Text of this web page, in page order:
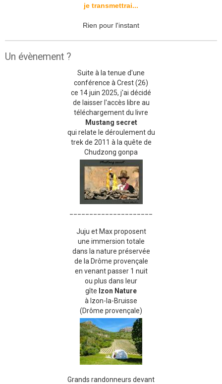
je transmettrai...
Rien pour l'instant
Un évènement ?
Suite à la tenue d'une
conférence à Crest (26)
ce 14 juin 2025, j'ai décidé
de laisser l'accès libre au
téléchargement du livre
Mustang secret
qui relate le déroulement du
trek de 2011 à la quête de
Chudzong gonpa
Juju et Max proposent
une immersion totale
dans la nature préservée
de la Drôme provençale
en venant passer 1 nuit
ou plus dans leur
gîte Izon Nature
à Izon-la-Bruisse
(Drôme provençale)
Grands randonneurs devant